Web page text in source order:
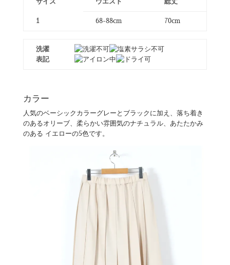
1 68-88cm 70cm
洗濯
表記
カラー
人気のベーシックカラーグレーとブラックに加え、落ち着き
のあるオリーブ、柔らかい雰囲気のナチュラル、あたたかみ
のある イエローの5色です。